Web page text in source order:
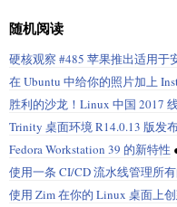
随机阅读
硬核观察 #485 苹果推出适用于
在 Ubuntu 中给你的照片加上
胜利的沙龙！Linux 中国 2017
Trinity 桌面环境 R14.0.13 版发
Fedora Workstation 39 的新特性
使用一条 CI/CD 流水线管理所
使用 Zim 在你的 Linux 桌面上